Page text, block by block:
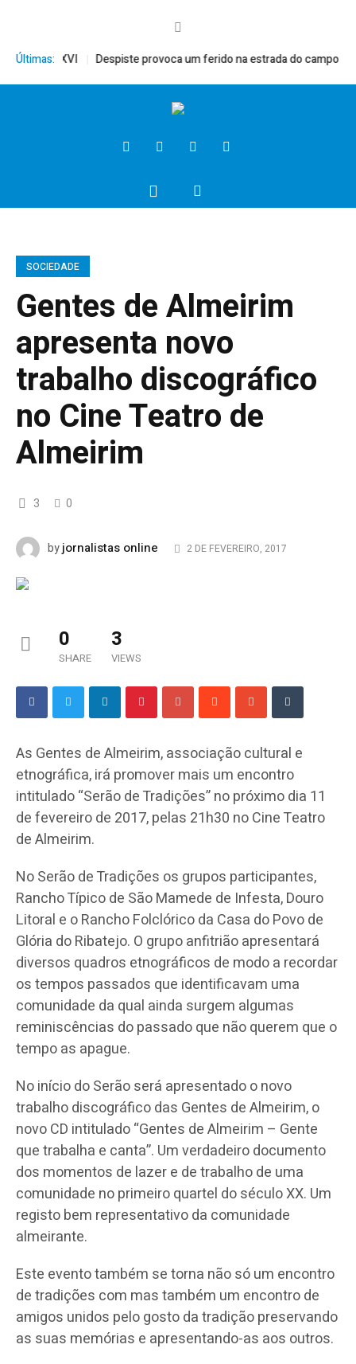
Últimas:
Bento XVI Despiste provoca um ferido na estrada do campo
SOCIEDADE
Gentes de Almeirim
apresenta novo
trabalho discográfico
no Cine Teatro de
Almeirim
3 0
byjornalistas online 2 DE FEVEREIRO, 2017
0
SHARE
3
VIEWS
As Gentes de Almeirim, associação cultural e
etnográfica, irá promover mais um encontro
intitulado “Serão de Tradições” no próximo dia 11
de fevereiro de 2017, pelas 21h30 no Cine Teatro
de Almeirim.
No Serão de Tradições os grupos participantes,
Rancho Típico de São Mamede de Infesta, Douro
Litoral e o Rancho Folclórico da Casa do Povo de
Glória do Ribatejo. O grupo anfitrião apresentará
diversos quadros etnográficos de modo a recordar
os tempos passados que identificavam uma
comunidade da qual ainda surgem algumas
reminiscências do passado que não querem que o
tempo as apague.
No início do Serão será apresentado o novo
trabalho discográfico das Gentes de Almeirim, o
novo CD intitulado “Gentes de Almeirim – Gente
que trabalha e canta”. Um verdadeiro documento
dos momentos de lazer e de trabalho de uma
comunidade no primeiro quartel do século XX. Um
registo bem representativo da comunidade
almeirante.
Este evento também se torna não só um encontro
de tradições com mas também um encontro de
amigos unidos pelo gosto da tradição preservando
as suas memórias e apresentando-as aos outros.